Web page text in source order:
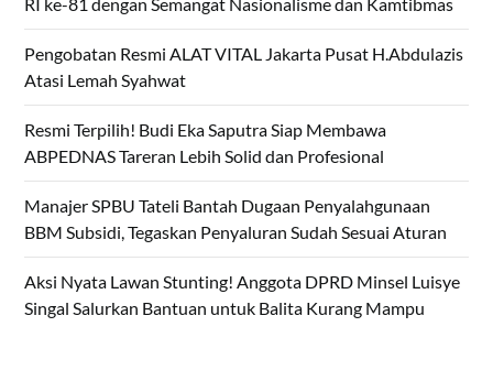
Pengobatan Resmi ALAT VITAL Jakarta Pusat H.Abdulazis
Atasi Lemah Syahwat
Resmi Terpilih! Budi Eka Saputra Siap Membawa
ABPEDNAS Tareran Lebih Solid dan Profesional
Manajer SPBU Tateli Bantah Dugaan Penyalahgunaan
BBM Subsidi, Tegaskan Penyaluran Sudah Sesuai Aturan
Aksi Nyata Lawan Stunting! Anggota DPRD Minsel Luisye
Singal Salurkan Bantuan untuk Balita Kurang Mampu